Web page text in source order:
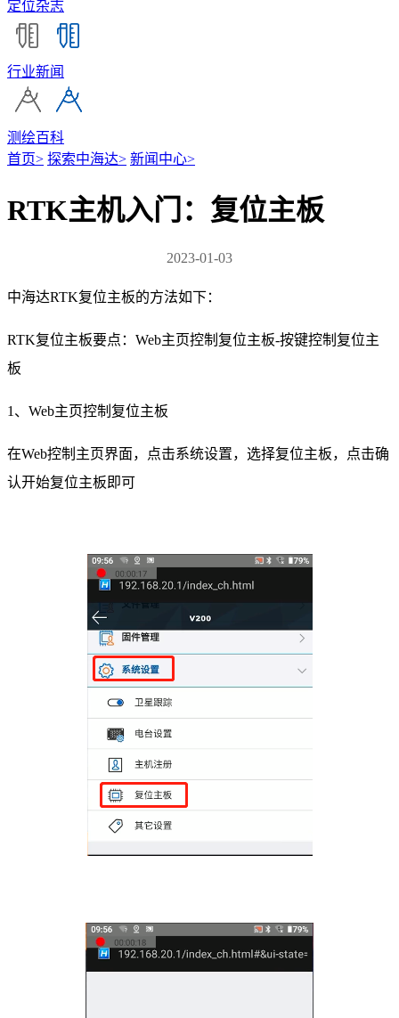
定位杂志
行业新闻
测绘百科
首页> 探索中海达> 新闻中心>
RTK主机入门：复位主板
2023-01-03
中海达RTK复位主板的方法如下：
RTK复位主板要点：Web主页控制复位主板-按键控制复位主
板
1、Web主页控制复位主板
在Web控制主页界面，点击系统设置，选择复位主板，点击确
认开始复位主板即可